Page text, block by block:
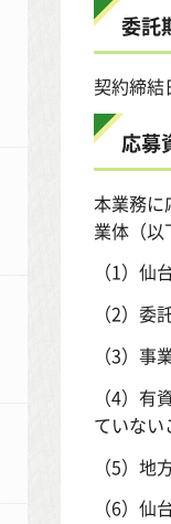
委託
契約締結
応募
本業務に
業体（以
（1）
（2）
（3）
（4）
ていない
（5）
（6）